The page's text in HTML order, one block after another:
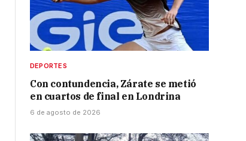
DEPORTES
Con contundencia, Zárate se metió
en cuartos de final en Londrina
6 de agosto de 2026